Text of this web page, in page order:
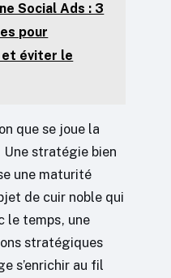
Social Ads : 3
pour
et éviter le
que se joue la
Une stratégie bien
une maturité
de cuir noble qui
le temps, une
stratégiques
s’enrichir au fil